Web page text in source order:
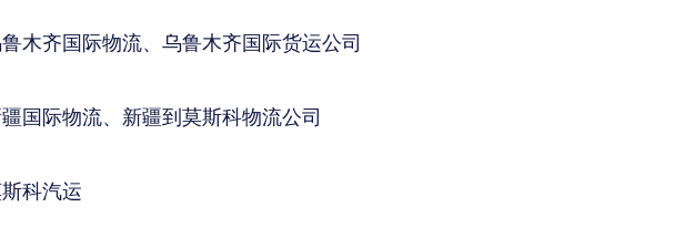
木齐国际物流、乌鲁木齐国际货运公司
国际物流、新疆到莫斯科物流公司
科汽运